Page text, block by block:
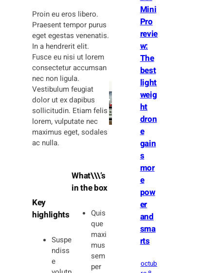
Proin eu eros libero.
Praesent tempor purus
eget egestas venenatis.
In a hendrerit elit.
Fusce eu nisi ut lorem
consectetur accumsan
nec non ligula.
Vestibulum feugiat
dolor ut ex dapibus
sollicitudin. Etiam felis
lorem, vulputate nec
maximus eget, sodales
ac nulla.
Key
highlights
Suspe
ndiss
e
What\\\’s
in the box
Quis
que
maxi
mus
sem
per
Mini
Pro
revie
w:
The
best
light
weig
ht
dron
e
gain
s
mor
e
pow
er
and
sma
rts
octub